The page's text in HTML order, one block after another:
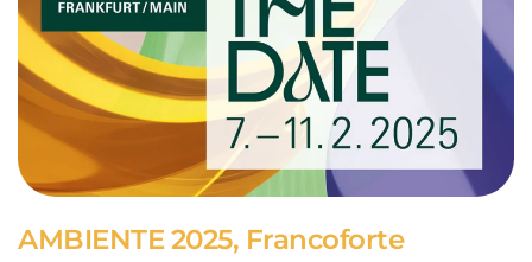
AMBIENTE 2025, Francoforte